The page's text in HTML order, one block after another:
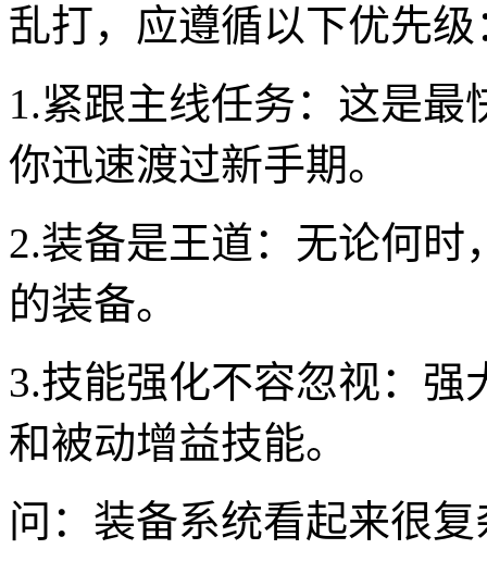
乱打，应遵循以下优先级
1.紧跟主线任务：这是
你迅速渡过新手期。
2.装备是王道：无论何
的装备。
3.技能强化不容忽视：
和被动增益技能。
问：装备系统看起来很